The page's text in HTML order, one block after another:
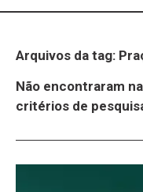
Arquivos da tag:
Não encontraram
critérios de